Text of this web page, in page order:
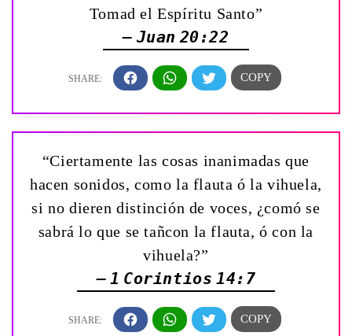
Tomad el Espíritu Santo”
— Juan 20:22
“Ciertamente las cosas inanimadas que
hacen sonidos, como la flauta ó la vihuela,
si no dieren distinción de voces, ¿comó se
sabrá lo que se tañcon la flauta, ó con la
vihuela?”
— 1 Corintios 14:7